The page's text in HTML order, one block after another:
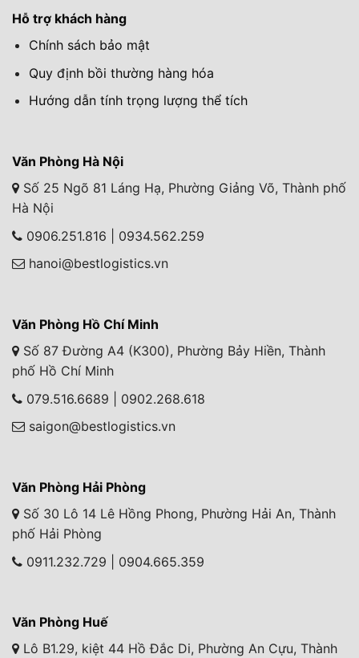
Hỗ trợ khách hàng
Chính sách bảo mật
Quy định bồi thường hàng hóa
Hướng dẫn tính trọng lượng thể tích
Văn Phòng Hà Nội
Số 25 Ngõ 81 Láng Hạ, Phường Giảng Võ, Thành phố
Hà Nội
0906.251.816 | 0934.562.259
hanoi@bestlogistics.vn
Văn Phòng Hồ Chí Minh
Số 87 Đường A4 (K300), Phường Bảy Hiền, Thành
phố Hồ Chí Minh
079.516.6689 | 0902.268.618
saigon@bestlogistics.vn
Văn Phòng Hải Phòng
Số 30 Lô 14 Lê Hồng Phong, Phường Hải An, Thành
phố Hải Phòng
0911.232.729 | 0904.665.359
Văn Phòng Huế
Lô B1.29, kiệt 44 Hồ Đắc Di, Phường An Cựu, Thành